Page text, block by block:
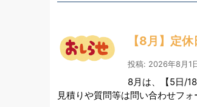
【8月】定
投稿: 2026年8月1
8月は、【5日/
見積りや質問等は問い合わせフ